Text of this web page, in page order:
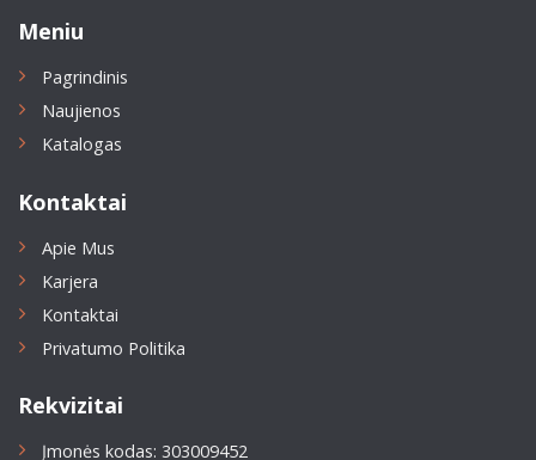
Meniu
Pagrindinis
Naujienos
Katalogas
Kontaktai
Apie Mus
Karjera
Kontaktai
Privatumo Politika
Rekvizitai
Įmonės kodas: 303009452